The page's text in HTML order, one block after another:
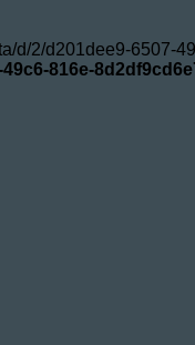
d/2/d201dee9-6507-
816e-